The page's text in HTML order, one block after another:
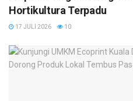
Hortikultura Terpadu
17 JULI 2026 10